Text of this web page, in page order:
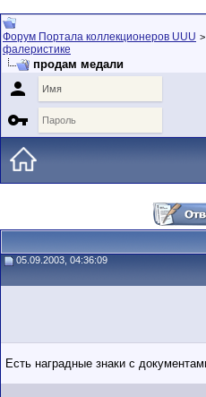
Форум Портала коллекционеров UUU >
фалеристике
продам медали


05.09.2003, 04:36:09
Есть наградные знаки с